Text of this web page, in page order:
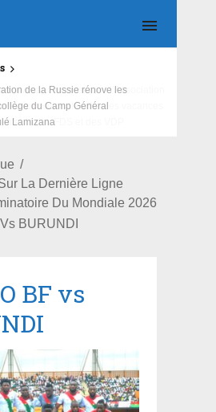
de la Russie rénove les
du Camp Général
Lamizana
La Dernière Ligne
Du Mondiale 2026
BURUNDI
BF vs